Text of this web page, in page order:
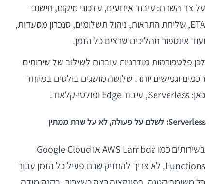
על צד השרת: עיבוד אירועים, עדכוני מיקום, חישובי
ETA, שליחת התראות, ניהול תשלומים, סנכרון מסעדות,
ועוד אינספור תהליכים שרצים כל הזמן.
לכן פלטפורמות מודרניות עוברות לשילוב של שירותים
חכמים וגמישים יותר. שלושה מושגים בולטים במיוחד
כאן: Serverless, עיבוד Edge ומולטי-קלאוד.
Serverless: לשלם על פעולה, לא על שרת ממתין
בשירותים כמו AWS Lambda או Google Cloud
Functions, לא צריך להחזיק שרת פעיל כל הזמן עבור